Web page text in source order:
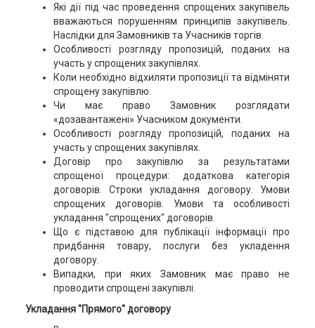
Які дії під час проведення спрощених закупівель
вважаються порушенням принципів закупівель.
Наслідки для Замовників та Учасників торгів.
Особливості розгляду пропозицій, поданих на
участь у спрощених закупівлях.
Коли необхідно відхиляти пропозиції та відміняти
спрощену закупівлю.
Чи має право Замовник розглядати
«дозавантажені» Учасником документи.
Особливості розгляду пропозицій, поданих на
участь у спрощених закупівлях.
Договір про закупівлю за результатами
спрощеної процедури: додаткова категорія
договорів. Строки укладання договору. Умови
спрощених договорів. Умови та особливості
укладання "спрощених" договорів.
Що є підставою для публікації інформації про
придбання товару, послуги без укладення
договору.
Випадки, при яких Замовник має право не
проводити спрощені закупівлі.
Укладання "Прямого" договору